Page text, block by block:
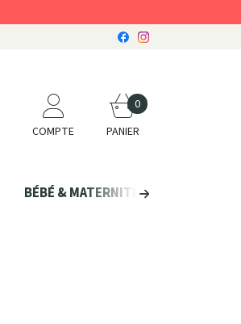
COMPTE PANIER
0
BÉBÉ & MATERNITÉ